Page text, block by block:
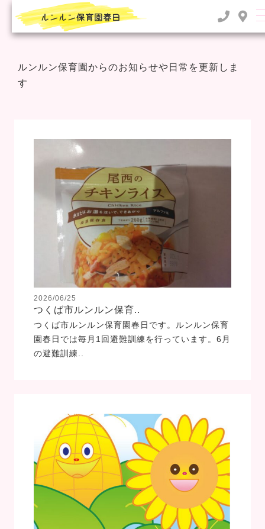
2021年 > 12月
ルンルン保育園からのお知らせや日常を更新しま
す
2026/06/25
つくば市ルンルン保育..
つくば市ルンルン保育園春日です。ルンルン保育
園春日では毎月1回避難訓練を行っています。6月
の避難訓練..